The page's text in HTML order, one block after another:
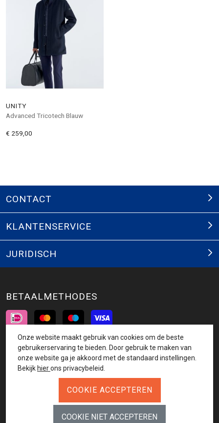
UNITY
Advanced Tricotech Blauw
€ 259,00
CONTACT
KLANTENSERVICE
JURIDISCH
BETAALMETHODES
INSCHRIJVEN NIEUWSBRIEF
Onze website maakt gebruik van cookies om de beste
gebruikerservaring te bieden. Door gebruik te maken van
onze website ga je akkoord met de standaard instellingen.
Bekijk hierons privacybeleid.